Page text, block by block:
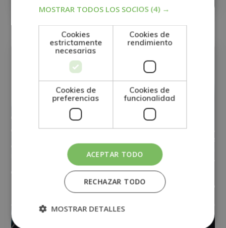
GESTIÓN DE CALIDAD
MOSTRAR TODOS LOS SOCIOS (4) →
Cookies
estrictamente
necesarias
Cookies de
rendimiento
Cookies de
preferencias
Cookies de
funcionalidad
ACEPTAR TODO
RECHAZAR TODO
MOSTRAR DETALLES